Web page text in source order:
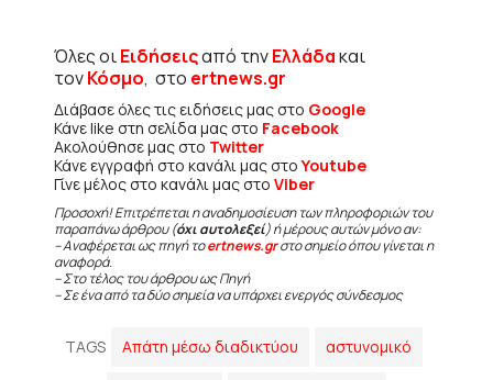
Όλες οιΕιδήσειςαπό τηνΕλλάδακαι
τονΚόσμο, στο ertnews.gr
Διάβασε όλες τις ειδήσεις μας στο Google
Κάνε like στη σελίδα μας στο Facebook
Ακολούθησε μας στο Twitter
Κάνε εγγραφή στο κανάλι μας στοYoutube
Γίνε μέλος στο κανάλι μας στο Viber
Προσοχή! Επιτρέπεται η αναδημοσίευση των πληροφοριών του
παραπάνω άρθρου (όχι αυτολεξεί) ή μέρους αυτών μόνο αν:
– Αναφέρεται ως πηγή τοertnews.grστο σημείο όπου γίνεται η
αναφορά.
– Στο τέλος του άρθρου ως Πηγή
– Σε ένα από τα δύο σημεία να υπάρχει ενεργός σύνδεσμος
TAGS Απάτη μέσω διαδικτύου αστυνομικό